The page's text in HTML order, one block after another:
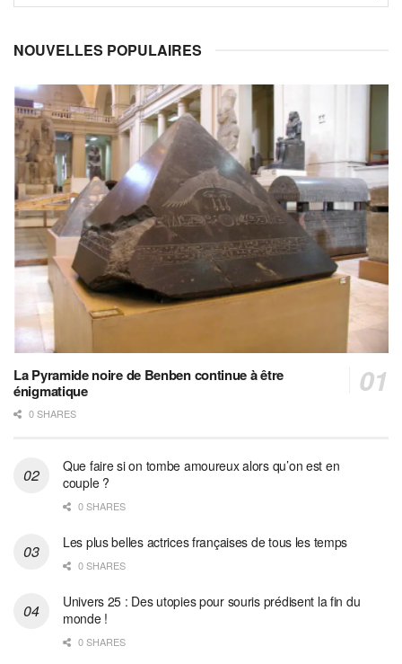
NOUVELLES POPULAIRES
La Pyramide noire de Benben continue à être
énigmatique
0 SHARES
Que faire si on tombe amoureux alors qu’on est en
couple ?
0 SHARES
Les plus belles actrices françaises de tous les temps
0 SHARES
Univers 25 : Des utopies pour souris prédisent la fin du
monde !
0 SHARES